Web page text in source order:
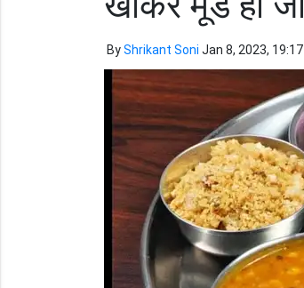
ByShrikant Soni Jan 8, 2023,